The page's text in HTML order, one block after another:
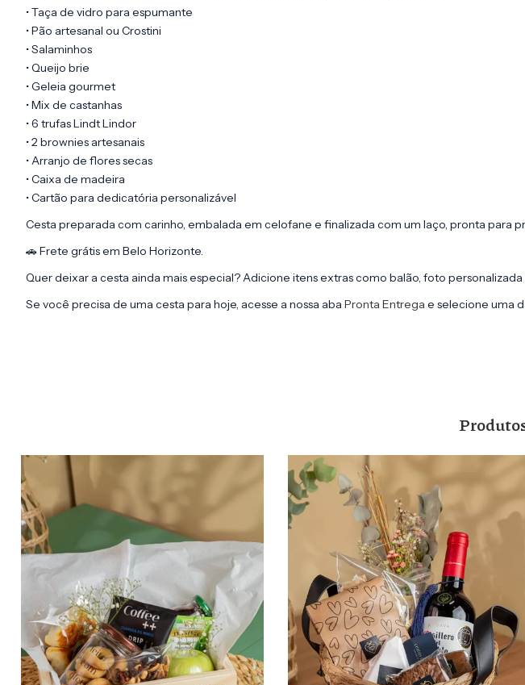
• Taça de vidro para espumante
• Pão artesanal ou Crostini
• Salaminhos
• Queijo brie
• Geleia gourmet
• Mix de castanhas
• 6 trufas Lindt Lindor
• 2 brownies artesanais
• Arranjo de flores secas
• Caixa de madeira
• Cartão para dedicatória personalizável
Cesta preparada com carinho, embalada em celofane e finalizada com um laço, pronta para
🚗 Frete grátis em Belo Horizonte.
Quer deixar a cesta ainda mais especial? Adicione itens extras como balão, foto
Se você precisa de uma cesta para hoje, acesse a nossa aba Pronta Entrega e selecione uma